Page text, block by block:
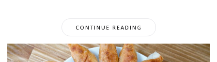
CONTINUE READING